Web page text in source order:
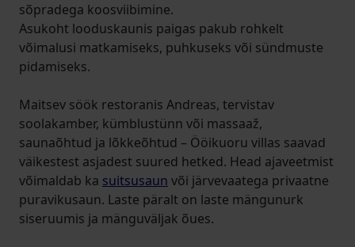
sõpradega koosviibimine.
Asukoht looduskaunis paigas pakub rohkelt
võimalusi matkamiseks, puhkuseks või sündmuste
pidamiseks.
Maitsev söök restoranis Andreas, tervistav
soolakamber, kümblustünn või massaaž,
saunaõhtud ja lõkkeõhtud – Ööikuoru villas saavad
väikestest asjadest suured hetked. Head ajaveetmist
võimaldab ka suitsusaun või järvevaatega privaatne
puravikusaun. Laste päralt on laste mängunurk
siseruumis ja mänguväljak õues.